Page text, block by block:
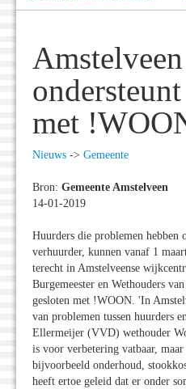
Amstelveen
met
Nieuws -> Gemeente
Bron: Gemeente Amstelveen
14-01-2019
Huurders die problemen hebben
verhuurder, kunnen vanaf 1
terecht in Amstelveense
Burgemeester en Wethouders
gesloten met !WOON. 'In
van problemen tussen huurders
Ellermeijer (VVD) wethouder
is voor verbetering vatbaar,
bijvoorbeeld onderhoud,
heeft ertoe geleid dat er onder